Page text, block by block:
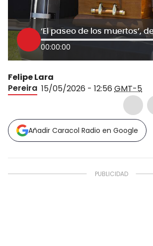
00:00:00
Felipe Lara
Pereira 15/05/2026 - 12:56 GMT-5
Añadir Caracol Radio en Google